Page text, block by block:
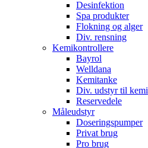
Desinfektion
Spa produkter
Flokning og alger
Div. rensning
Kemikontrollere
Bayrol
Welldana
Kemitanke
Div. udstyr til kemi
Reservedele
Måleudstyr
Doseringspumper
Privat brug
Pro brug